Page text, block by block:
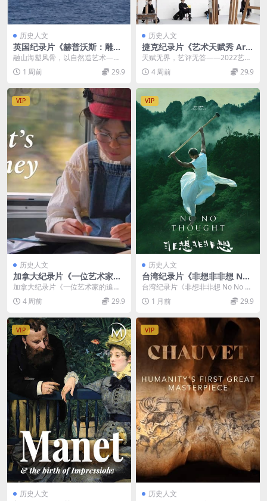
历史人文
英国纪录片《赫普沃斯：雕塑
与风景的对话 Hepworth 202
1》英语中英双字 无水印纯净
版 雕塑家艺术人生
融山海塑风骨，以自然造艺术——2
021艺术纪录片《赫普沃斯：雕塑
与风景的对话》赏...
1 周前 29.9
历史人文
捷克纪录片《艺术天赋秀 Art
Talent Show 2022》捷克语
中英双字 无水印纯净版 1080
P/MKV/1.74G 艺术才艺
天赋无界，艺评无答——2022艺术
纪实纪录片《艺术天赋秀》赏析 20
22年捷克高...
4 周前 29.9
VIP
历史人文
加拿大纪录片《一位艺术家的
追寻：加拿大日裔拘禁历史的
遗产 An Artist’s Journey: Le
gacy of Canadian Japanese
双字 无水印纯净版 1080P/M
KV/1.86G 被拘禁的历史
加拿大纪录片《一位艺术家的追
寻：加拿大日裔拘禁历史的遗产 An
Artist&#...
4 周前 29.9
VIP
历史人文
台湾纪录片《非想非非想 No
No Thought 2024》国语中
字 1080P/MP4/3G 优人神鼓
台湾纪录片《非想非非想 No No Th
ought 2024》介绍 2024年台...
1 月前 29.9
VIP
历史人文
VIP
历史人文